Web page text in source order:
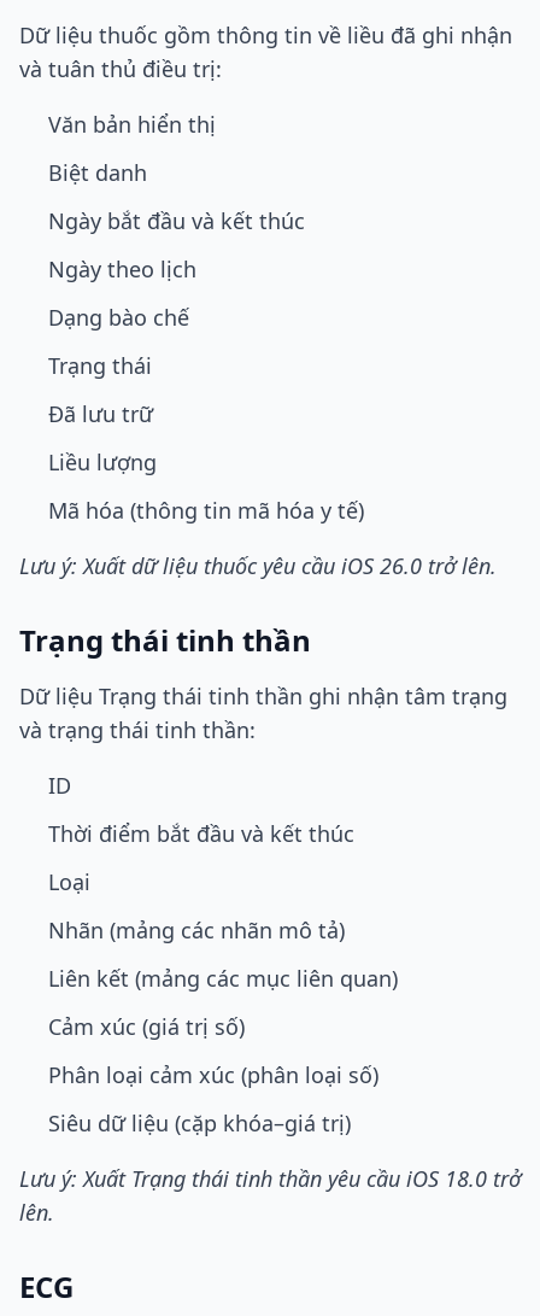
Dữ liệu thuốc gồm thông tin về liều đã ghi nhận
và tuân thủ điều trị:
Văn bản hiển thị
Biệt danh
Ngày bắt đầu và kết thúc
Ngày theo lịch
Dạng bào chế
Trạng thái
Đã lưu trữ
Liều lượng
Mã hóa (thông tin mã hóa y tế)
Lưu ý: Xuất dữ liệu thuốc yêu cầu iOS 26.0 trở lên.
Trạng thái tinh thần
Dữ liệu Trạng thái tinh thần ghi nhận tâm trạng
và trạng thái tinh thần:
ID
Thời điểm bắt đầu và kết thúc
Loại
Nhãn (mảng các nhãn mô tả)
Liên kết (mảng các mục liên quan)
Cảm xúc (giá trị số)
Phân loại cảm xúc (phân loại số)
Siêu dữ liệu (cặp khóa–giá trị)
Lưu ý: Xuất Trạng thái tinh thần yêu cầu iOS 18.0 trở
lên.
ECG